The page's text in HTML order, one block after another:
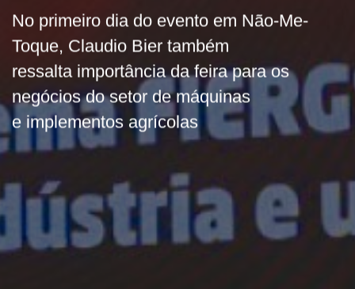
No primeiro dia do evento em Não-Me-
Toque, Claudio Bier também
ressalta importância da feira para os
negócios do setor de máquinas
e implementos agrícolas